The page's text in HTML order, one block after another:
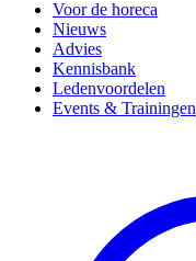
Voor de horeca
Nieuws
Advies
Kennisbank
Ledenvoordelen
Events & Trainingen